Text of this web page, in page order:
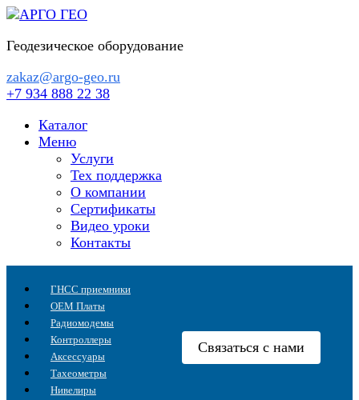
Перейти
содержанию
Геодезическое оборудование
zakaz@argo-geo.ru
+7 934 888 22 38
Каталог
Меню
Услуги
Тех поддержка
О компании
Сертификаты
Видео уроки
Контакты
ГНСС приемники
OEM Платы
Радиомодемы
Контроллеры
Аксессуары
Тахеометры
Нивелиры
Связаться с нами